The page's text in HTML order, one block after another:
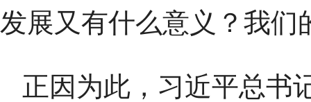
发展又有什么意义？我们
正因为此，习近平总书